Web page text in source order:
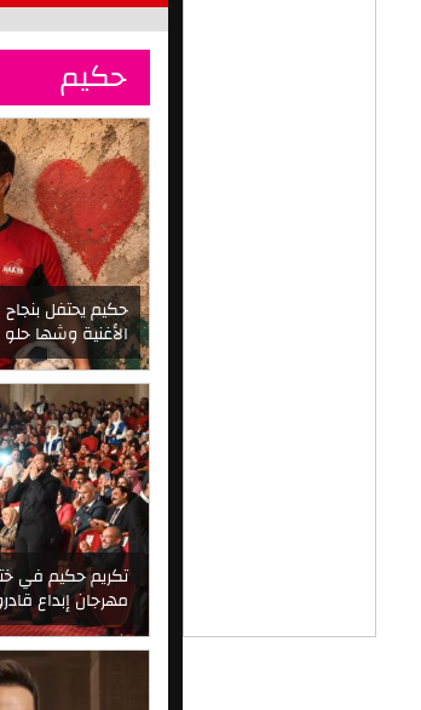
حكيم
حكيم يحتفل
الأغنية وشها
تكريم حكيم في
مهرجان إبداع